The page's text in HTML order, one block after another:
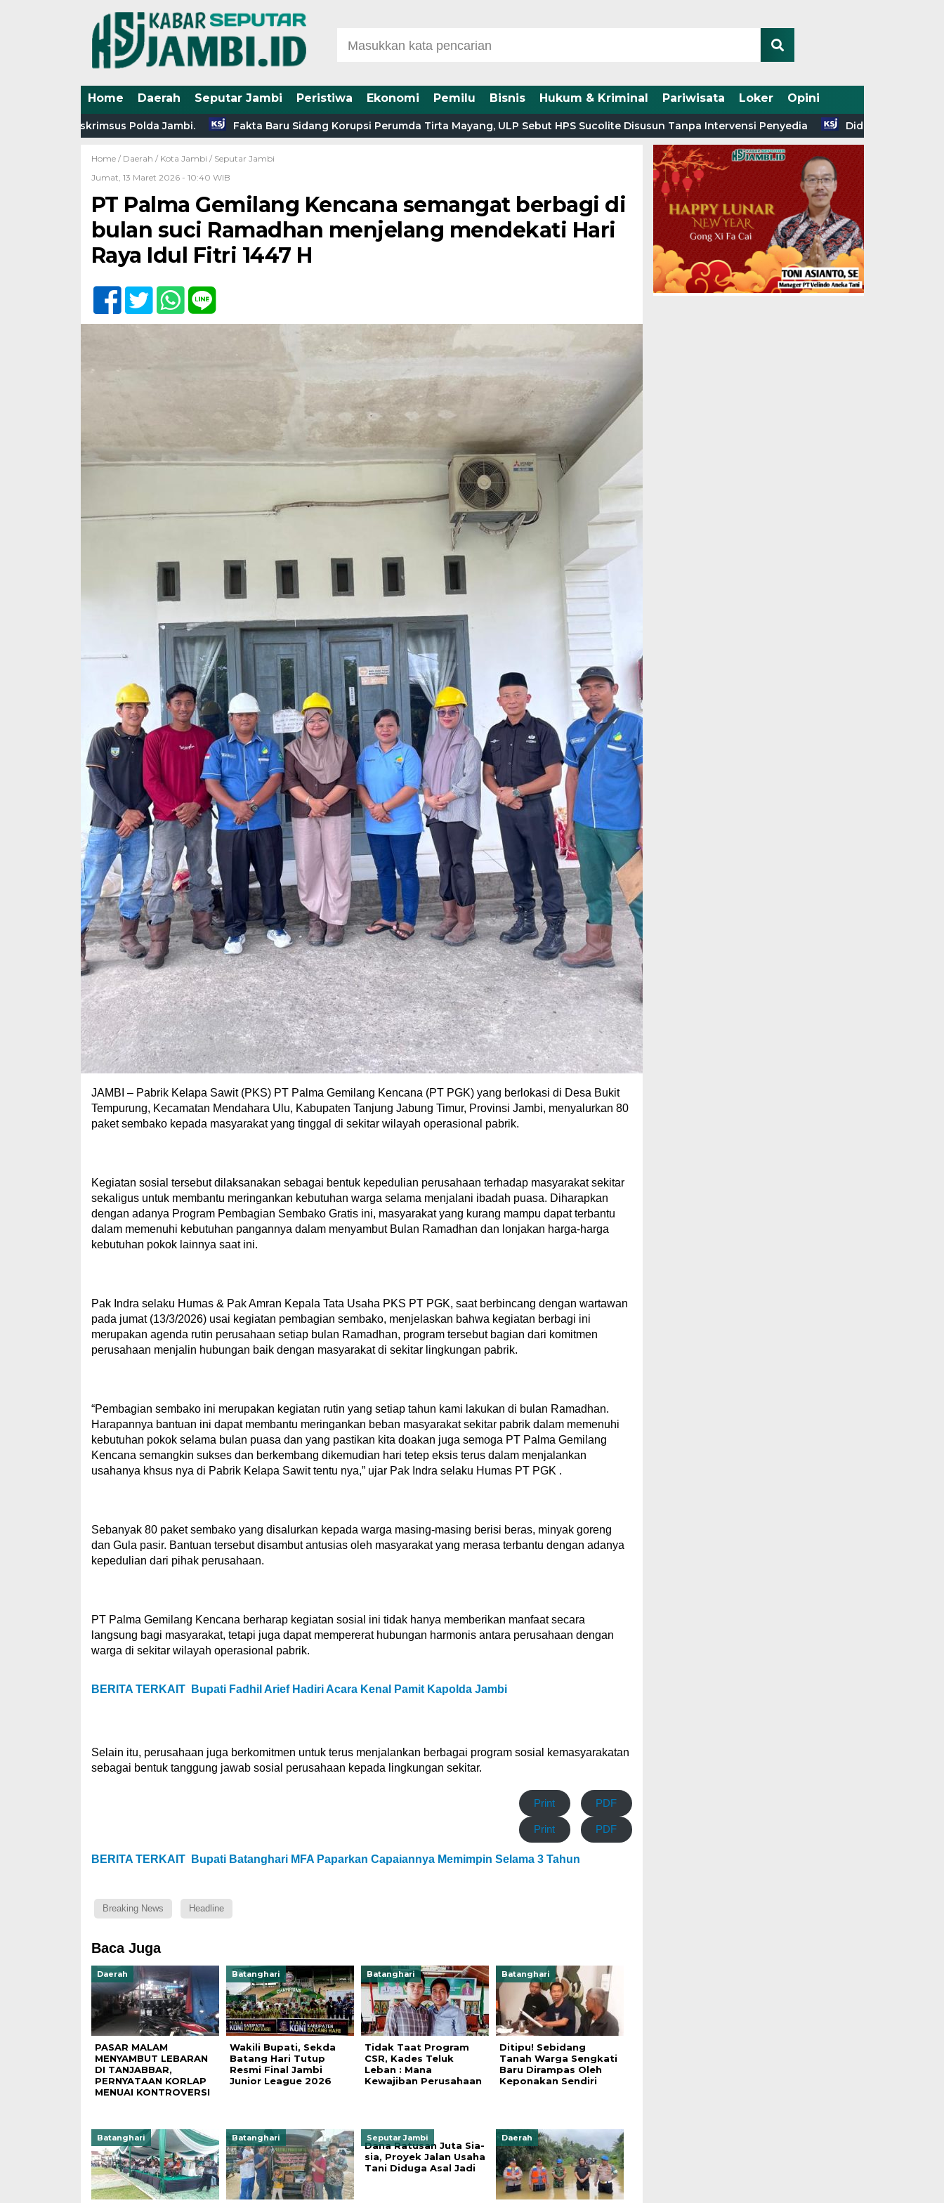
Home Daerah Seputar Jambi Peristiwa Ekonomi Pemilu Bisnis Hukum & Kriminal Pariwisata Loker Opini
Polda Jambi. Fakta Baru Sidang Korupsi Perumda Tirta Mayang, ULP Sebut HPS Sucolite Disusun Tanpa Intervensi Penyedia Diduga Angkut Rokok Ilegal
Home / Daerah / Kota Jambi / Seputar Jambi
Jumat, 13 Maret 2026 - 10:40 WIB
PT Palma Gemilang Kencana semangat berbagi di
bulan suci Ramadhan menjelang mendekati Hari
Raya Idul Fitri 1447 H
JAMBI – Pabrik Kelapa Sawit (PKS) PT Palma Gemilang Kencana (PT PGK) yang berlokasi di Desa Bukit
Tempurung, Kecamatan Mendahara Ulu, Kabupaten Tanjung Jabung Timur, Provinsi Jambi, menyalurkan 80
paket sembako kepada masyarakat yang tinggal di sekitar wilayah operasional pabrik.
Kegiatan sosial tersebut dilaksanakan sebagai bentuk kepedulian perusahaan terhadap masyarakat sekitar
sekaligus untuk membantu meringankan kebutuhan warga selama menjalani ibadah puasa. Diharapkan
dengan adanya Program Pembagian Sembako Gratis ini, masyarakat yang kurang mampu dapat terbantu
dalam memenuhi kebutuhan pangannya dalam menyambut Bulan Ramadhan dan lonjakan harga-harga
kebutuhan pokok lainnya saat ini.
Pak Indra selaku Humas & Pak Amran Kepala Tata Usaha PKS PT PGK, saat berbincang dengan wartawan
pada jumat (13/3/2026) usai kegiatan pembagian sembako, menjelaskan bahwa kegiatan berbagi ini
merupakan agenda rutin perusahaan setiap bulan Ramadhan, program tersebut bagian dari komitmen
perusahaan menjalin hubungan baik dengan masyarakat di sekitar lingkungan pabrik.
“Pembagian sembako ini merupakan kegiatan rutin yang setiap tahun kami lakukan di bulan Ramadhan.
Harapannya bantuan ini dapat membantu meringankan beban masyarakat sekitar pabrik dalam memenuhi
kebutuhan pokok selama bulan puasa dan yang pastikan kita doakan juga semoga PT Palma Gemilang
Kencana semangkin sukses dan berkembang dikemudian hari tetep eksis terus dalam menjalankan
usahanya khsus nya di Pabrik Kelapa Sawit tentu nya,” ujar Pak Indra selaku Humas PT PGK .
Sebanyak 80 paket sembako yang disalurkan kepada warga masing-masing berisi beras, minyak goreng
dan Gula pasir. Bantuan tersebut disambut antusias oleh masyarakat yang merasa terbantu dengan adanya
kepedulian dari pihak perusahaan.
PT Palma Gemilang Kencana berharap kegiatan sosial ini tidak hanya memberikan manfaat secara
langsung bagi masyarakat, tetapi juga dapat mempererat hubungan harmonis antara perusahaan dengan
warga di sekitar wilayah operasional pabrik.
BERITA TERKAIT Bupati Fadhil Arief Hadiri Acara Kenal Pamit Kapolda Jambi
Selain itu, perusahaan juga berkomitmen untuk terus menjalankan berbagai program sosial kemasyarakatan
sebagai bentuk tanggung jawab sosial perusahaan kepada lingkungan sekitar.
Print PDF
Print PDF
BERITA TERKAIT Bupati Batanghari MFA Paparkan Capaiannya Memimpin Selama 3 Tahun
Breaking News Headline
Baca Juga
Daerah
PASAR MALAM
MENYAMBUT LEBARAN
DI TANJABBAR,
PERNYATAAN KORLAP
MENUAI KONTROVERSI
Batanghari
Wakili Bupati, Sekda
Batang Hari Tutup
Resmi Final Jambi
Junior League 2026
Batanghari
Tidak Taat Program
CSR, Kades Teluk
Leban : Mana
Kewajiban Perusahaan
Batanghari
Ditipu! Sebidang
Tanah Warga Sengkati
Baru Dirampas Oleh
Keponakan Sendiri
Batanghari Batanghari Seputar Jambi
Dana Ratusan Juta Sia-
sia, Proyek Jalan Usaha
Tani Diduga Asal Jadi
Daerah